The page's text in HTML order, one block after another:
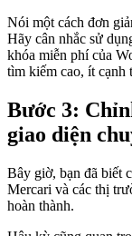
Nói một cách đơn
Hãy cân nhắc sử
khóa miễn phí của
tìm kiếm cao, ít cạnh
Bước 3:
giao diện
Bây giờ, bạn đã biết
Mercari và các thị
hoàn thành.